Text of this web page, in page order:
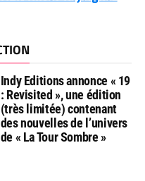
Indy Editions annonce « 19
: Revisited », une édition
(très limitée) contenant
des nouvelles de l’univers
de « La Tour Sombre »